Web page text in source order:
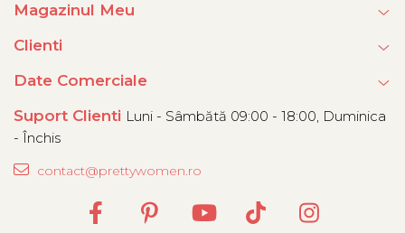
Magazinul Meu
Clienti
Date Comerciale
Suport Clienti Luni - Sâmbătă 09:00 - 18:00, Duminica
- Închis
contact@prettywomen.ro